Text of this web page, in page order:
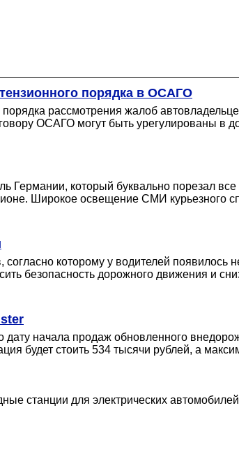
порядка в ОСАГО
рассмотрения жалоб
ОСАГО могут быть урегулированы в
Германии, который буквально порезал
Широкое освещение СМИ курьезного
которому у водителей
безопасность дорожного движения и
начала продаж обновленного
будет стоить 534 тысячи рублей, а
станции для электрических